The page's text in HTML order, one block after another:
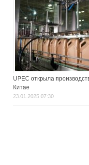
UPEC открыла
Китае
23.01.2025 07:30